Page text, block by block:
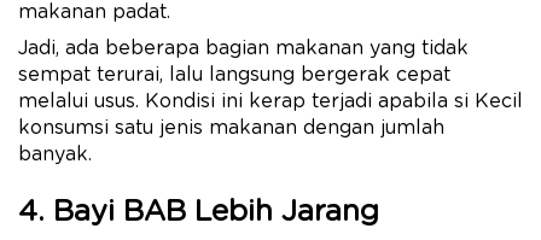
makanan padat.
Jadi, ada beberapa bagian makanan yang tidak
sempat terurai, lalu langsung bergerak cepat
melalui usus. Kondisi ini kerap terjadi apabila si Kecil
konsumsi satu jenis makanan dengan jumlah
banyak.
4. Bayi BAB Lebih Jarang